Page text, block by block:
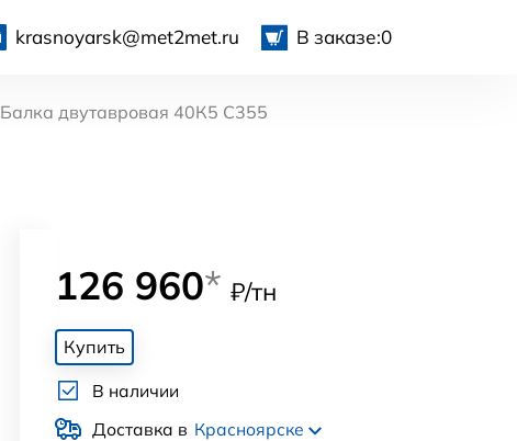
krasnoyarsk@met2met.ru В заказе:0
Балка двутавровая 40К5 С355
126 960* ₽/тн
Купить
В наличии
Доставка в Красноярске